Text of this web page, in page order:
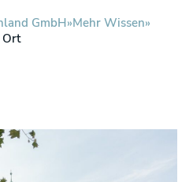
GmbH Mehr Wissen
Ort